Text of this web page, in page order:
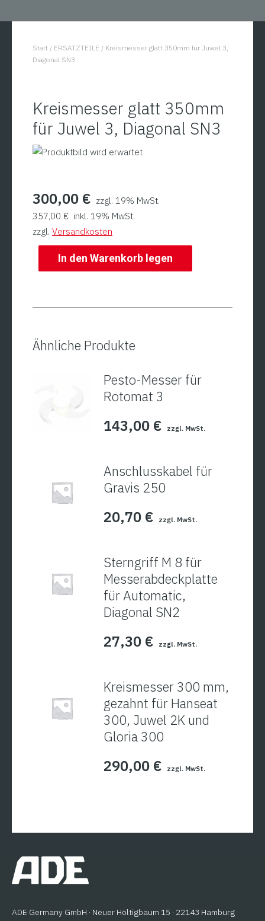
You are here:
Start / ERSATZTEILE / Kreismesser glatt 350mm für Juwel 3,
Diagonal SN3
Kreismesser glatt 350mm
für Juwel 3, Diagonal SN3
300,00 € zzgl. 19% MwSt.
357,00 € inkl. 19% MwSt.
zzgl. Versandkosten
In den Warenkorb legen
Ähnliche Produkte
Pesto-Messer für
Rotomat 3
143,00 € zzgl. MwSt.
Anschlusskabel für
Gravis 250
20,70 € zzgl. MwSt.
Sterngriff M 8 für
Messerabdeckplatte
für Automatic,
Diagonal SN2
27,30 € zzgl. MwSt.
Kreismesser 300 mm,
gezahnt für Hanseat
300, Juwel 2K und
Gloria 300
290,00 € zzgl. MwSt.
ADE Germany GmbH · Neuer Höltigbaum 15 · 22143 Hamburg